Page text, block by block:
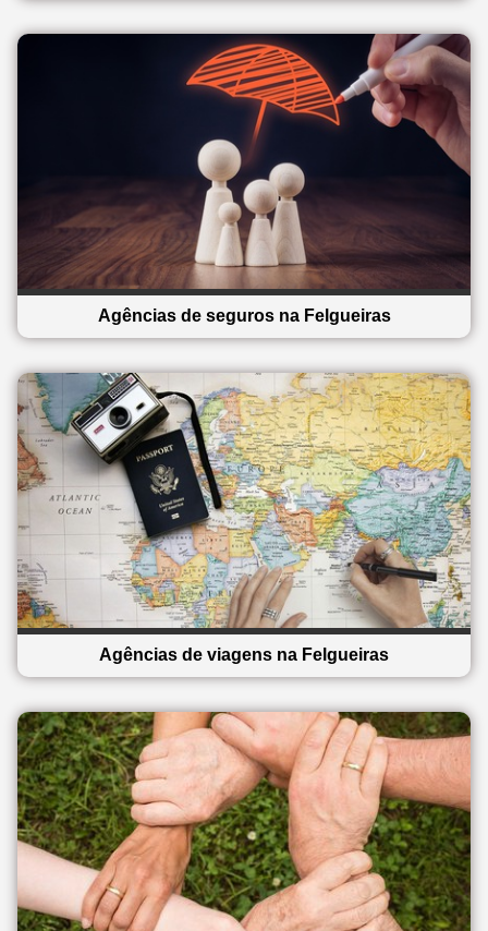
Agências de seguros na Felgueiras
Agências de viagens na Felgueiras